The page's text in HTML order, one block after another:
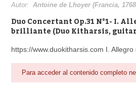
Biblioteca
Autor:Antoine de Lhoyer (Francia,
Duo Concertant Op.31 N°1- I.
brilliante (Duo Kitharsis,
https://www.duokitharsis.com I.
Para acceder al contenido completo